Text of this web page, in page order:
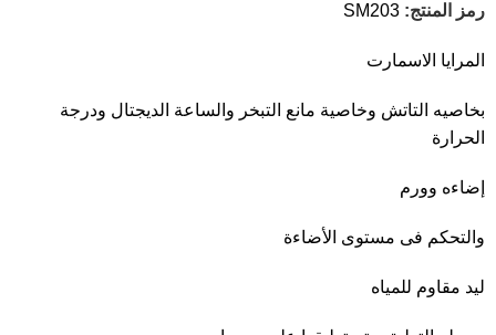
رمز المنتج:SM203
المرايا الاسمارت
بخاصيه التاتش وخاصية مانع التبخر والساعة الديجتال ودرجة
الحرارة
إضاءه وورم
والتحكم فى مستوى الأضاءة
ليد مقاوم للمياه